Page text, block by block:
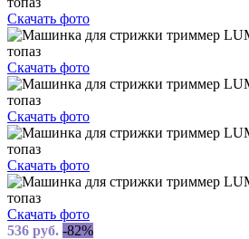
Скачать фото
Скачать фото
Скачать фото
Скачать фото
Скачать фото
536 руб. -82%